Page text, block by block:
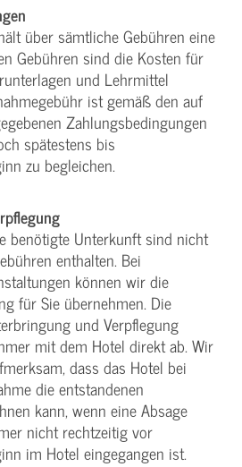
über sämtliche Gebühren eine
Gebühren sind die Kosten für
und Lehrmittel
ist gemäß den auf
Zahlungsbedingungen
spätestens bis
zu begleichen.
benötigte Unterkunft sind nicht
enthalten. Bei
können wir die
für Sie übernehmen. Die
und Verpflegung
mit dem Hotel direkt ab. Wir
dass das Hotel bei
die entstandenen
kann, wenn eine Absage
nicht rechtzeitig vor
im Hotel eingegangen ist.